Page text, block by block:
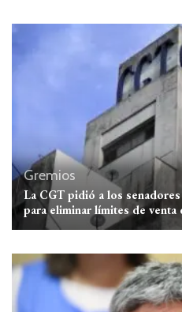
Gremios
La CGT pidió a los
para eliminar límites de